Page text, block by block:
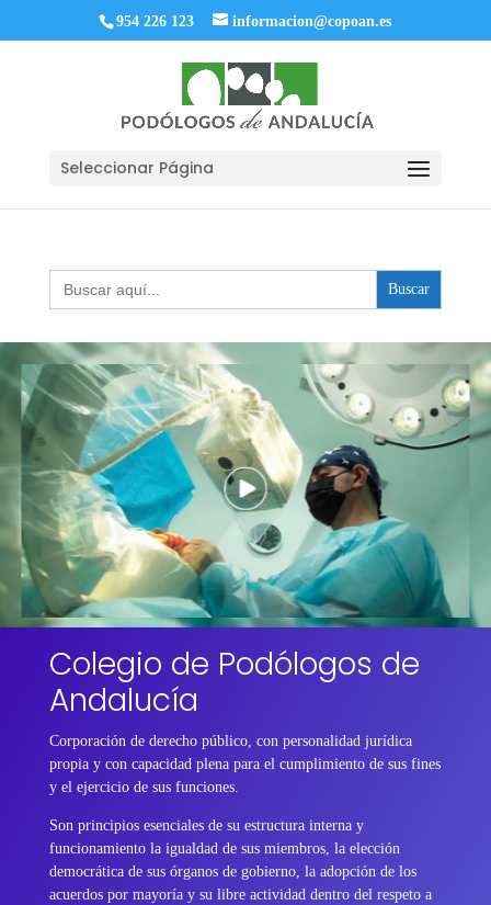
954 226 123 informacion@copoan.es
Seleccionar Página
Buscar:
Colegio de Podólogos de
Andalucía
Corporación de derecho público, con personalidad jurídica
propia y con capacidad plena para el cumplimiento de sus fines
y el ejercicio de sus funciones.
Son principios esenciales de su estructura interna y
funcionamiento la igualdad de sus miembros, la elección
democrática de sus órganos de gobierno, la adopción de los
acuerdos por mayoría y su libre actividad dentro del respeto a